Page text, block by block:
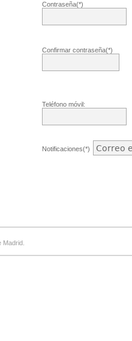
Contraseña(*)
Confirmar contraseña(*)
Teléfono móvil:
Notificaciones(*)